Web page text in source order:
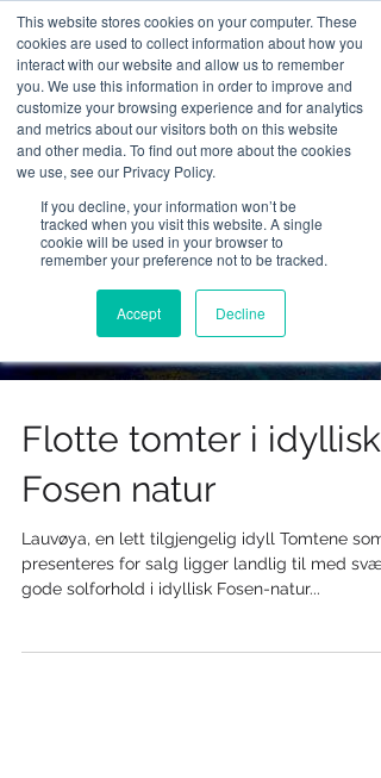
This website stores cookies on your computer. These
cookies are used to collect information about how you
interact with our website and allow us to remember
you. We use this information in order to improve and
customize your browsing experience and for analytics
and metrics about our visitors both on this website
and other media. To find out more about the cookies
we use, see our Privacy Policy.
If you decline, your information won’t be
tracked when you visit this website. A single
cookie will be used in your browser to
remember your preference not to be tracked.
Accept Decline
Flotte tomter i idyllisk
Fosen natur
Lauvøya, en lett tilgjengelig idyll Tomtene som
presenteres for salg ligger landlig til med
gode solforhold i idyllisk Fosen-natur...